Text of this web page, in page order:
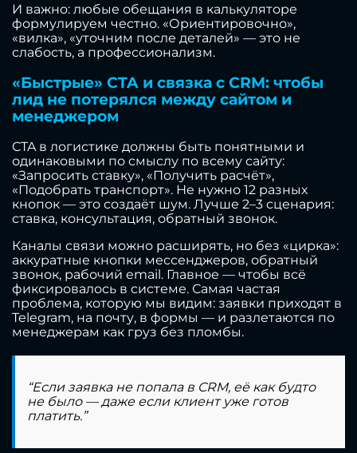
И важно: любые обещания в калькуляторе
формулируем честно. «Ориентировочно»,
«вилка», «уточним после деталей» — это не
слабость, а профессионализм.
«Быстрые» CTA и связка с CRM: чтобы
лид не потерялся между сайтом и
менеджером
CTA в логистике должны быть понятными и
одинаковыми по смыслу по всему сайту:
«Запросить ставку», «Получить расчёт»,
«Подобрать транспорт». Не нужно 12 разных
кнопок — это создаёт шум. Лучше 2–3 сценария:
ставка, консультация, обратный звонок.
Каналы связи можно расширять, но без «цирка»:
аккуратные кнопки мессенджеров, обратный
звонок, рабочий email. Главное — чтобы всё
фиксировалось в системе. Самая частая
проблема, которую мы видим: заявки приходят в
Telegram, на почту, в формы — и разлетаются по
менеджерам как груз без пломбы.
“Если заявкане попала в CRM, её как будто
не было — даже если клиент уже готов
платить.”